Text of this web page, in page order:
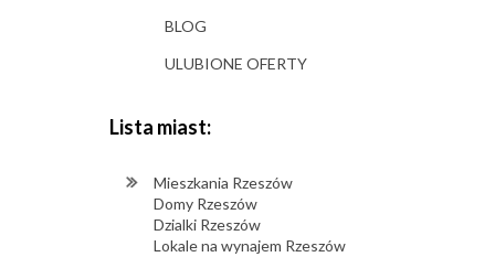
BLOG
ULUBIONE OFERTY
Lista miast:
Mieszkania Rzeszów
Domy Rzeszów
Dzialki Rzeszów
Lokale na wynajem Rzeszów